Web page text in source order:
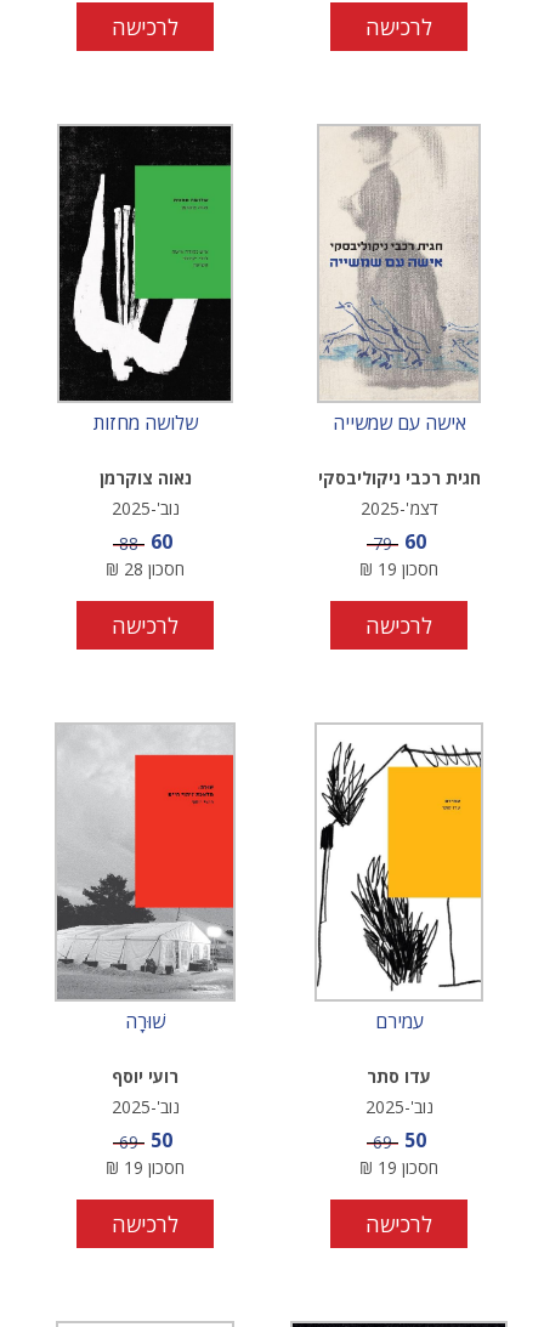
לרכישה לרכישה
אישה עם שמשייה
חגית רכבי ניקוליבסקי
דצמ'-2025
מחיר מבצע
60 מחיר
79
חסכון 19
₪
לרכישה
שלושה מחזות
נאוה צוקרמן
נוב'-2025
מחיר מבצע
60 מחיר
88
חסכון 28
₪
לרכישה
עמירם
עדו סתר
נוב'-2025
מחיר מבצע
50 מחיר
69
חסכון 19
₪
לרכישה
שׁוּרָה
רועי יוסף
נוב'-2025
מחיר מבצע
50 מחיר
69
חסכון 19
₪
לרכישה